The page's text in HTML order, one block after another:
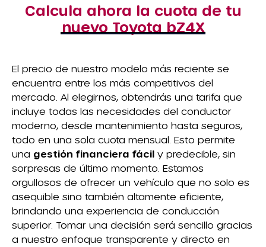
Calcula ahora la cuota de tu
nuevo Toyota bZ4X
El precio de nuestro modelo más reciente se
encuentra entre los más competitivos del
mercado. Al elegirnos, obtendrás una tarifa que
incluye todas las necesidades del conductor
moderno, desde mantenimiento hasta seguros,
todo en una sola cuota mensual. Esto permite
una gestión financiera fácil y predecible, sin
sorpresas de último momento. Estamos
orgullosos de ofrecer un vehículo que no solo es
asequible sino también altamente eficiente,
brindando una experiencia de conducción
superior. Tomar una decisión será sencillo gracias
a nuestro enfoque transparente y directo en